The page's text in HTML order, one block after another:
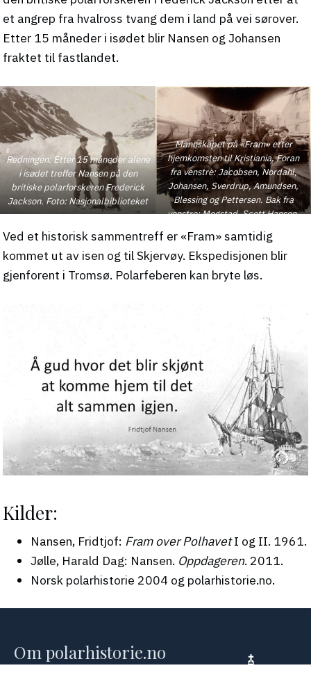
et angrep fra hvalross tvang dem i land på vei sørover.
Etter 15 måneder i isødet blir Nansen og Johansen
fraktet til fastlandet.
Redningen: Etter 15 måneder alene
i isødet treffer Nansen på den
britiske polarforskeren Frederick
Jackson. Foto: Nasjonalbiblioteket
Mannskapet på «Fram» etter
hjemkomsten til Kristiania. Foran
fra venstre: Jacobsen, Nordahl,
Johansen, Sverdrup, Amundsen,
Blessing og Pettersen. Bak fra
venstre: Mogstad, Scott Hansen,
Bentsen. Oslo, september 1896
Foto: Nasjonalbiblioteket
Ved et historisk sammentreff er «Fram» samtidig
kommet ut av isen og til Skjervøy. Ekspedisjonen blir
gjenforent i Tromsø. Polarfeberen kan bryte løs.
Kilder:
Nansen, Fridtjof: Fram over PolhavetI og II. 1961.
Jølle, Harald Dag: Nansen. Oppdageren. 2011.
Norsk polarhistorie 2004 og polarhistorie.no.
Om polarhistorie.no